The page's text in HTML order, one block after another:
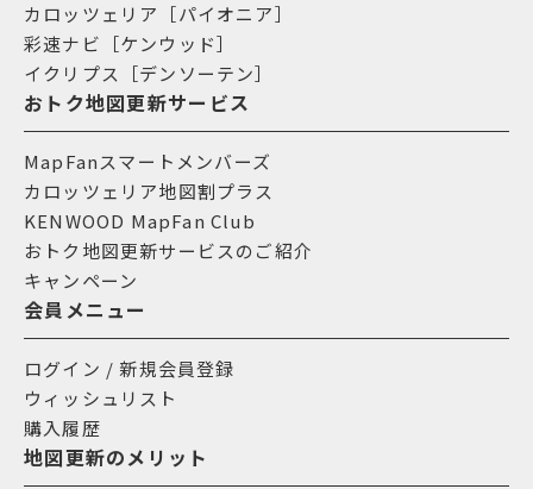
カロッツェリア［パイオニア］
彩速ナビ［ケンウッド］
イクリプス［デンソーテン］
おトク地図更新サービス
MapFanスマートメンバーズ
カロッツェリア地図割プラス
KENWOOD MapFan Club
おトク地図更新サービスのご紹介
キャンペーン
会員メニュー
ログイン / 新規会員登録
ウィッシュリスト
購入履歴
地図更新のメリット